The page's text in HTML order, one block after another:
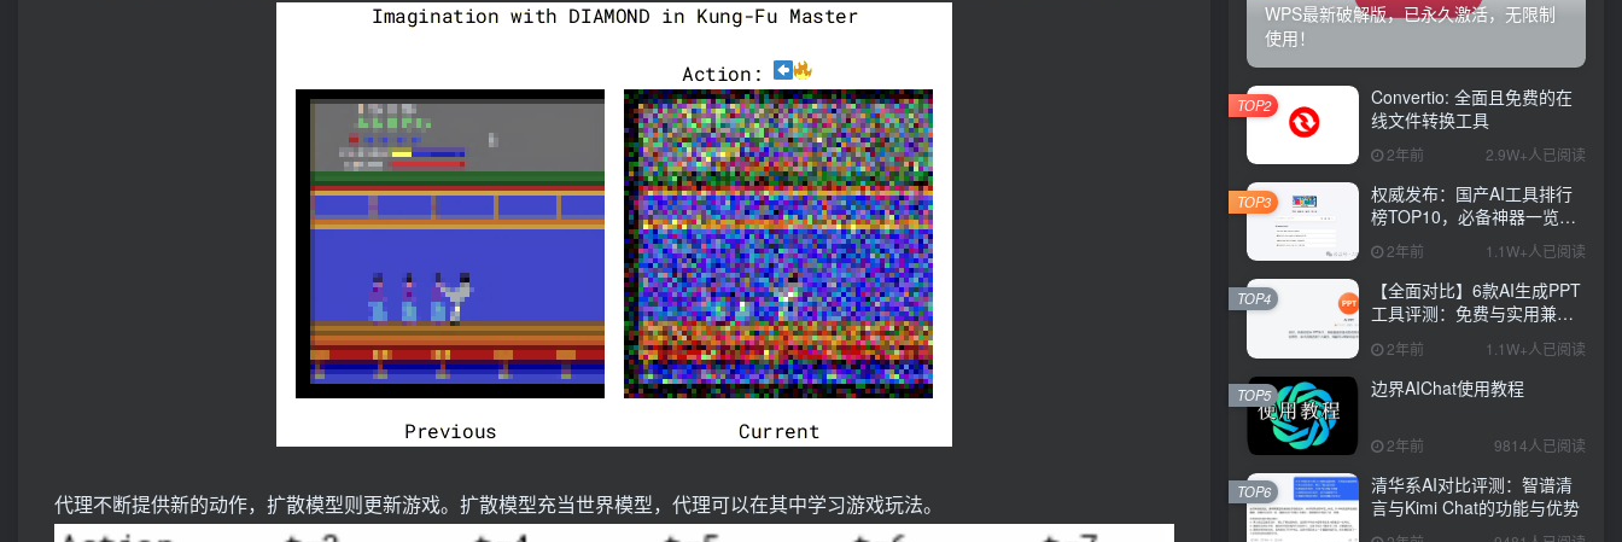
代理不断提供新的动作，扩散模型则更新游戏。扩散模型充当世界模型，代理可以在其中学习游戏玩法。
WPS最新破解版，已永久激活，无限制
使用！
Convertio: 全面且免费的在
线文件转换工具
2年前 2.9W+人已阅读
TOP2
权威发布：国产AI工具排行
榜TOP10，必备神器一览无
2年前 1.1W+人已阅读
TOP3
【全面对比】6款AI生成PPT
工具评测：免费与实用兼
具，哪款更胜一筹？
2年前 1.1W+人已阅读
TOP4
边界AIChat使用教程
2年前 9814人已阅读
TOP5
清华系AI对比评测：智谱清
言与Kimi Chat的功能与优势
TOP6